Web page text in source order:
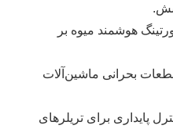
هوشمند میوه بر
بحرانی ماشین‌آلات
پایداری برای تریلرهای